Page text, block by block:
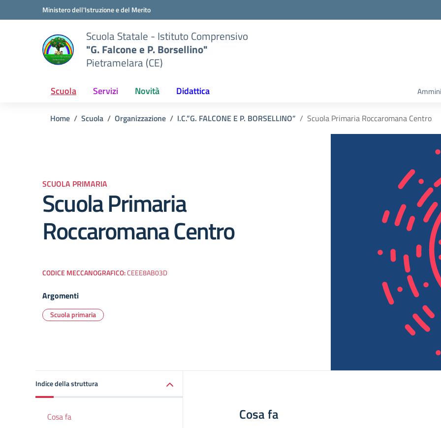
Vai ai contenuti
Vai al menu di navigazioneMinistero dell'Istruzione e del Merito
Scuola Statale - Istituto Comprensivo
"G. Falcone e P. Borsellino"
Pietramelara (CE)
Scuola Servizi Novità Didattica
Home Scuola Organizzazione I.C.”G. FALCONE E P. BORSELLINO” Scuola Primaria Roccaromana Centro
SCUOLA PRIMARIA
Scuola Primaria
Roccaromana Centro
CODICE MECCANOGRAFICO:CEEE8AB03D
Argomenti
Scuola primaria
Indice della struttura
Cosa fa
Cosa fa